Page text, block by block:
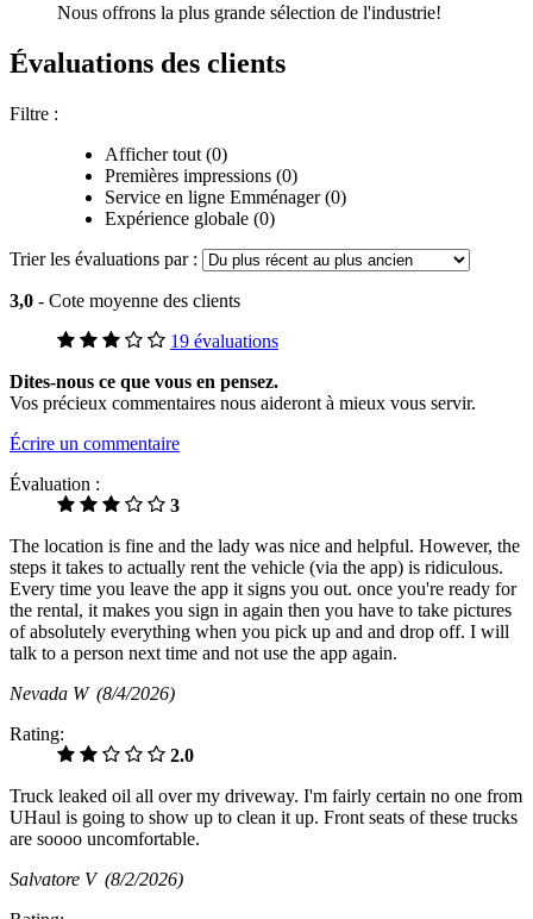
Nous offrons la plus grande sélection de l'industrie!
Évaluations des clients
Filtre :
Afficher tout (0)
Premières impressions (0)
Service en ligne Emménager (0)
Expérience globale (0)
Trier les évaluations par :
3,0 - Cote moyenne des clients
19 évaluations
Dites-nous ce que vous en pensez.
Vos précieux commentaires nous aideront à mieux vous servir.
Écrire un commentaire
Évaluation :
3
The location is fine and the lady was nice and helpful. However, the
steps it takes to actually rent the vehicle (via the app) is ridiculous.
Every time you leave the app it signs you out. once you're ready for
the rental, it makes you sign in again then you have to take pictures
of absolutely everything when you pick up and and drop off. I will
talk to a person next time and not use the app again.
Nevada W (8/4/2026)
Rating:
2.0
Truck leaked oil all over my driveway. I'm fairly certain no one from
UHaul is going to show up to clean it up. Front seats of these trucks
are soooo uncomfortable.
Salvatore V (8/2/2026)